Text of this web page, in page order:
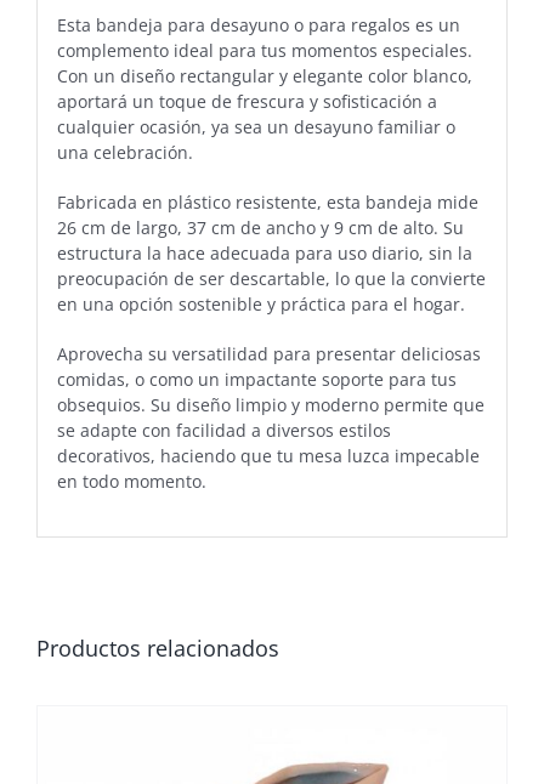
Esta bandeja para desayuno o para regalos es un
complemento ideal para tus momentos especiales.
Con un diseño rectangular y elegante color blanco,
aportará un toque de frescura y sofisticación a
cualquier ocasión, ya sea un desayuno familiar o
una celebración.
Fabricada en plástico resistente, esta bandeja mide
26 cm de largo, 37 cm de ancho y 9 cm de alto. Su
estructura la hace adecuada para uso diario, sin la
preocupación de ser descartable, lo que la convierte
en una opción sostenible y práctica para el hogar.
Aprovecha su versatilidad para presentar deliciosas
comidas, o como un impactante soporte para tus
obsequios. Su diseño limpio y moderno permite que
se adapte con facilidad a diversos estilos
decorativos, haciendo que tu mesa luzca impecable
en todo momento.
Productos relacionados